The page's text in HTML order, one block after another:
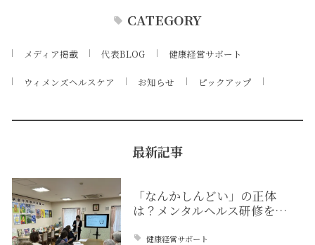
CATEGORY
メディア掲載 代表BLOG 健康経営サポート
ウィメンズヘルスケア お知らせ ピックアップ
最新記事
「なんかしんどい」の正体
は？メンタルヘルス研修を…
健康経営サポート